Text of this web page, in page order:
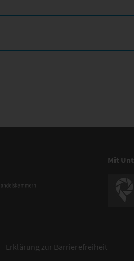
Mit
Erklärung zur Barrierefreiheit